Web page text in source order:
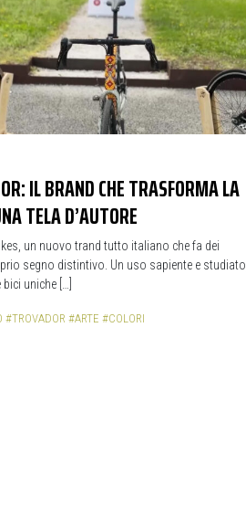
IL BRAND CHE TRASFORMA LA
TELA D’AUTORE
un nuovo trand tutto italiano che fa dei
segno distintivo. Un uso sapiente e studiato,
uniche […]
#TROVADOR #ARTE #COLORI